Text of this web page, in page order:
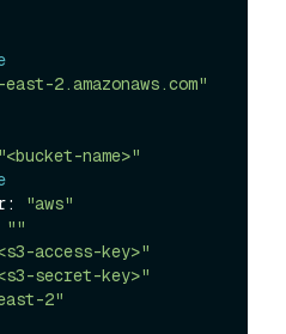
2.amazonaws.com"
"<bucket-name>"
"aws"
""
access-key>"
secret-key>"
2"